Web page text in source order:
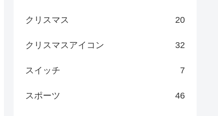
クリスマス 20
クリスマスアイコン 32
スイッチ 7
スポーツ 46